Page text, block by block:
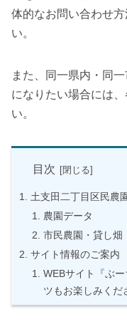
体的なお問い合わせ
い。
また、同一県内・同
になりたい場合には
い。
目次
土支田二丁目区民農
農園データ
市民農園・貸し畑
サイト情報のご案内
WEBサイト『ぶ
ツもお楽しみくだ